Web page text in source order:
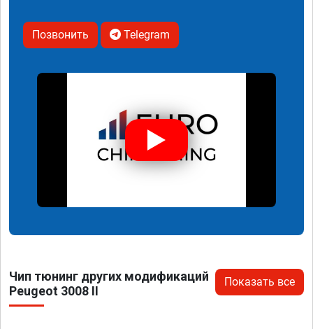
Позвонить Telegram
Чип тюнинг других модификаций
Peugeot 3008 II
Показать все